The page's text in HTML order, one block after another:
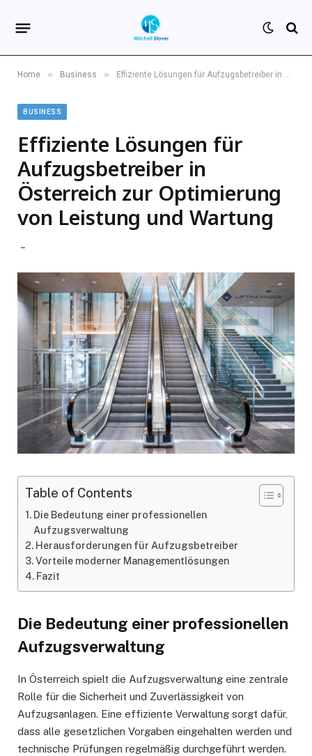
Home » Business » Effiziente Lösungen für Aufzugsbetreiber in Österreich zur Optimierung von Leistung und Wartung
BUSINESS
Effiziente Lösungen für
Aufzugsbetreiber in
Österreich zur Optimierung
von Leistung und Wartung
Table of Contents
Die Bedeutung einer professionellen
Aufzugsverwaltung
Herausforderungen für Aufzugsbetreiber
Vorteile moderner Managementlösungen
Fazit
Die Bedeutung einer professionellen
Aufzugsverwaltung
In Österreich spielt die Aufzugsverwaltung eine zentrale
Rolle für die Sicherheit und Zuverlässigkeit von
Aufzugsanlagen. Eine effiziente Verwaltung sorgt dafür,
dass alle gesetzlichen Vorgaben eingehalten werden und
technische Prüfungen regelmäßig durchgeführt werden.